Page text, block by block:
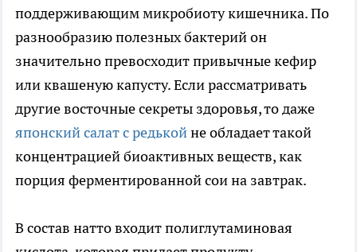
поддерживающим микробиоту кишечника. По
разнообразию полезных бактерий он
значительно превосходит привычные кефир
или квашеную капусту. Если рассматривать
другие восточные секреты здоровья, то даже
японский салат с редькойне обладает такой
концентрацией биоактивных веществ, как
порция ферментированной сои на завтрак.
В состав натто входит полиглутаминовая